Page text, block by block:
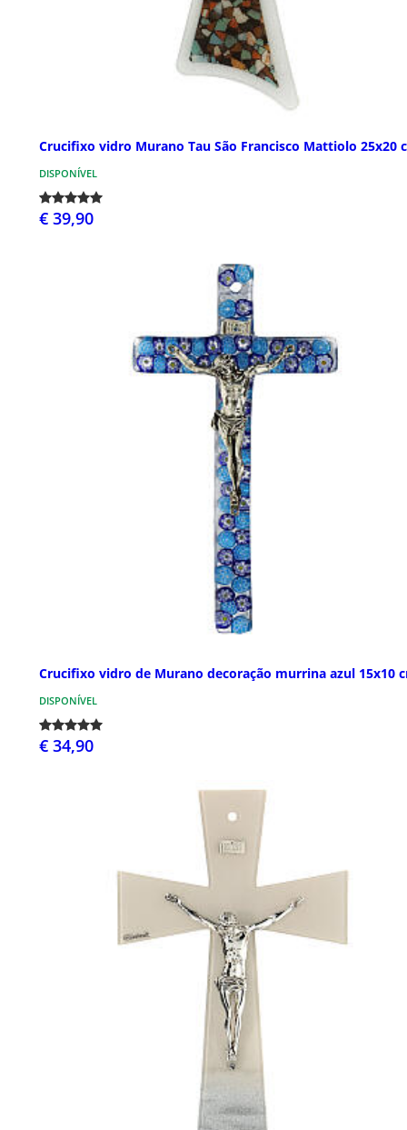
Crucifixo vidro Murano Tau São Francisco Mattiolo 25x20
DISPONÍVEL
€ 39,90
Crucifixo vidro de Murano decoração murrina azul 15x10
DISPONÍVEL
€ 34,90